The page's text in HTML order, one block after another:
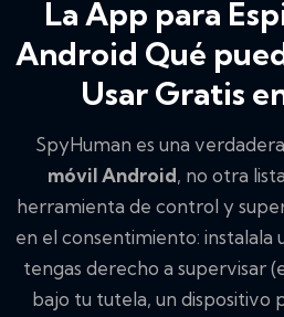
La App para
Android Qué
Usar Gratis
SpyHuman es una verdadera
móvil Android, no otra
herramienta de control y
en el consentimiento: instalala
tengas derecho a supervisar
bajo tu tutela, un dispositivo